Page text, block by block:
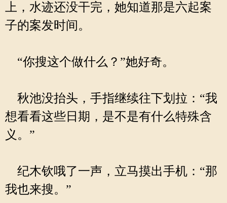
上，水迹还没干完，她知道那是六起案
子的案发时间。
“你搜这个做什么？”她好奇。
秋池没抬头，手指继续往下划拉：“我
想看看这些日期，是不是有什么特殊含
义。”
纪木钦哦了一声，立马摸出手机：“那
我也来搜。”